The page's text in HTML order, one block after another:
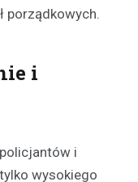
porządkowych.
i
i
wysokiego